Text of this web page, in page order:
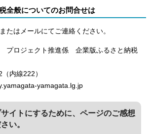
全般についてのお問合せは
たはメールにてご連絡ください。
プロジェクト推進係 企業版ふるさと納税
内線222）
yamagata.lg.jp
イトにするために、ページのご感想
い。